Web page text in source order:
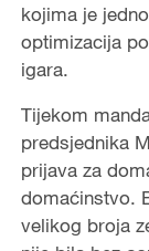
kojima je
optimizacija
igara.
Tijekom
predsjednika
prijava za
domaćinstvo.
velikog broja